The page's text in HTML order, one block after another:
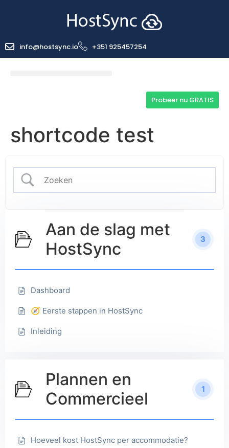
info@hostsync.io +351 925457254
Probeer nu GRATIS
shortcode test
Aan de slag met
HostSync
3
Dashboard
🧭 Eerste stappen in HostSync
Inleiding
Plannen en
Commercieel
1
Hoeveel kost HostSync per accommodatie?